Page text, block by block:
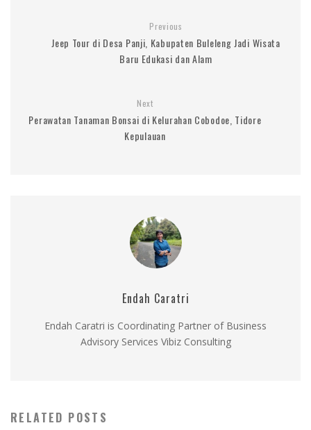
Previous
Jeep Tour di Desa Panji, Kabupaten Buleleng Jadi Wisata
Baru Edukasi dan Alam
Next
Perawatan Tanaman Bonsai di Kelurahan Cobodoe, Tidore
Kepulauan
Endah Caratri
Endah Caratri is Coordinating Partner of Business
Advisory Services Vibiz Consulting
RELATED POSTS